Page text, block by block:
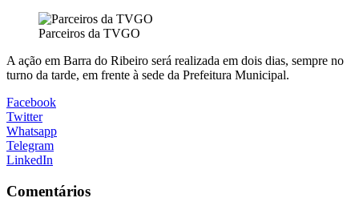
Parceiros da TVGO
A ação em Barra do Ribeiro será realizada em dois dias, sempre no
turno da tarde, em frente à sede da Prefeitura Municipal.
Facebook
Twitter
Whatsapp
Telegram
LinkedIn
Comentários